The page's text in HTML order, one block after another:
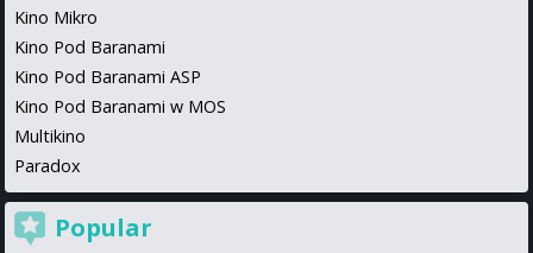
Kino Mikro
Kino Pod Baranami
Kino Pod Baranami ASP
Kino Pod Baranami w MOS
Multikino
Paradox
Popular